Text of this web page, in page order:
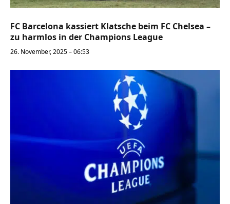
FC Barcelona kassiert Klatsche beim FC Chelsea –
zu harmlos in der Champions League
26. November, 2025 – 06:53